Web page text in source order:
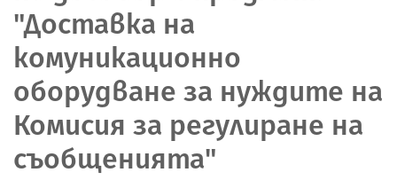
"Доставка на
комуникационно
оборудване за нуждите на
Комисия за регулиране на
съобщенията"